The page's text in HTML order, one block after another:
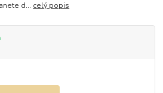
d... celý popis